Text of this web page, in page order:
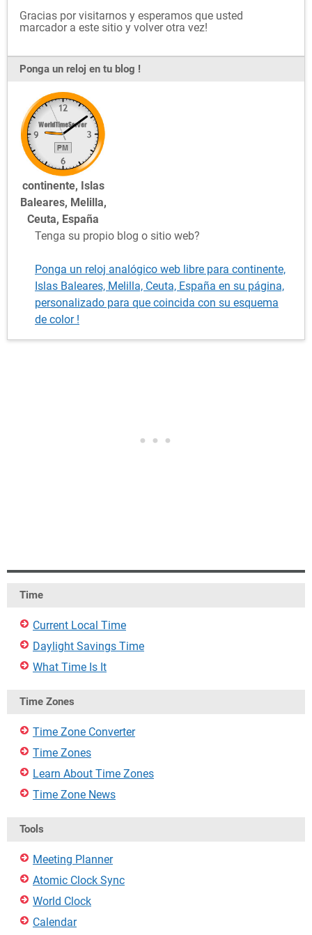
Gracias por visitarnos y esperamos que usted
marcador a este sitio y volver otra vez!
Ponga un reloj en tu blog !
continente, Islas
Baleares, Melilla,
Ceuta, España
Tenga su propio blog o sitio web?
Ponga un reloj analógico web libre para continente,
Islas Baleares, Melilla, Ceuta, España en su página,
personalizado para que coincida con su esquema
de color !
Time
Current Local Time
Daylight Savings Time
What Time Is It
Time Zones
Time Zone Converter
Time Zones
Learn About Time Zones
Time Zone News
Tools
Meeting Planner
Atomic Clock Sync
World Clock
Calendar